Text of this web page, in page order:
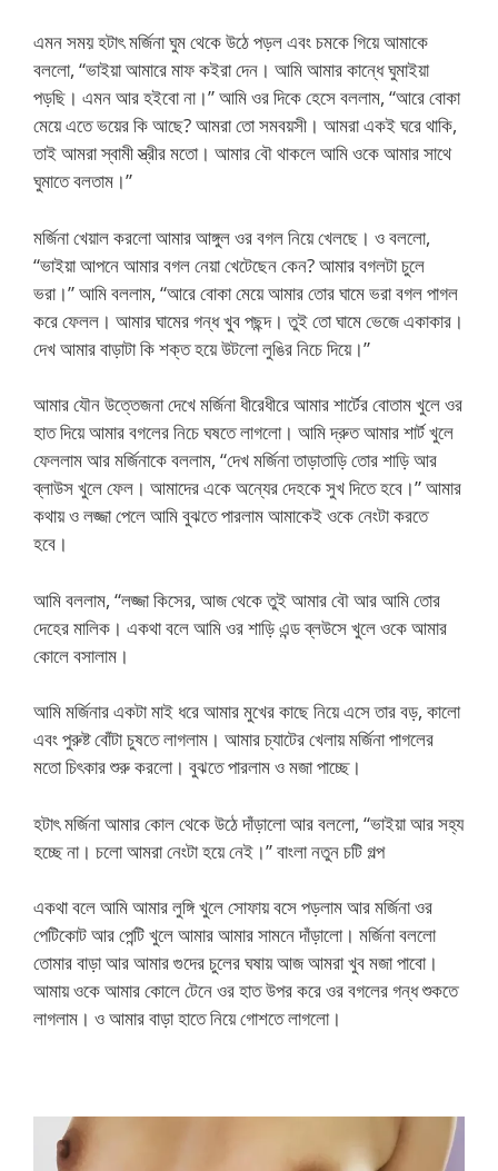
এমন সময় হটাৎ মর্জিনা ঘুম থেকে উঠে পড়ল এবং চমকে গিয়ে আমাকে
বললো, “ভাইয়া আমারে মাফ কইরা দেন। আমি আমার কান্ধে ঘুমাইয়া
পড়ছি। এমন আর হইবো না।” আমি ওর দিকে হেসে বললাম, “আরে বোকা
মেয়ে এতে ভয়ের কি আছে? আমরা তো সমবয়সী। আমরা একই ঘরে থাকি,
তাই আমরা স্বামী স্ত্রীর মতো। আমার বৌ থাকলে আমি ওকে আমার সাথে
ঘুমাতে বলতাম।”
মর্জিনা খেয়াল করলো আমার আঙ্গুল ওর বগল নিয়ে খেলছে। ও বললো,
“ভাইয়া আপনে আমার বগল নেয়া খেটেছেন কেন? আমার বগলটা চুলে
ভরা।” আমি বললাম, “আরে বোকা মেয়ে আমার তোর ঘামে ভরা বগল পাগল
করে ফেলল। আমার ঘামের গন্ধ খুব পছন্দ। তুই তো ঘামে ভেজে একাকার।
দেখ আমার বাড়াটা কি শক্ত হয়ে উটলো লুঙির নিচে দিয়ে।”
আমার যৌন উত্তেজনা দেখে মর্জিনা ধীরেধীরে আমার শার্টের বোতাম খুলে ওর
হাত দিয়ে আমার বগলের নিচে ঘষতে লাগলো। আমি দ্রুত আমার শার্ট খুলে
ফেললাম আর মর্জিনাকে বললাম, “দেখ মর্জিনা তাড়াতাড়ি তোর শাড়ি আর
ব্লাউস খুলে ফেল। আমাদের একে অন্যের দেহকে সুখ দিতে হবে।” আমার
কথায় ও লজ্জা পেলে আমি বুঝতে পারলাম আমাকেই ওকে নেংটা করতে
হবে।
আমি বললাম, “লজ্জা কিসের, আজ থেকে তুই আমার বৌ আর আমি তোর
দেহের মালিক। একথা বলে আমি ওর শাড়ি এন্ড ব্লউসে খুলে ওকে আমার
কোলে বসালাম।
আমি মর্জিনার একটা মাই ধরে আমার মুখের কাছে নিয়ে এসে তার বড়, কালো
এবং পুরুষ্ট বোঁটা চুষতে লাগলাম। আমার চ্যাটের খেলায় মর্জিনা পাগলের
মতো চিৎকার শুরু করলো। বুঝতে পারলাম ও মজা পাচ্ছে।
হটাৎ মর্জিনা আমার কোল থেকে উঠে দাঁড়ালো আর বললো, “ভাইয়া আর সহ্য
হচ্ছে না। চলো আমরা নেংটা হয়ে নেই।” বাংলা নতুন চটি গল্প
একথা বলে আমি আমার লুঙ্গি খুলে সোফায় বসে পড়লাম আর মর্জিনা ওর
পেটিকোট আর পেন্টি খুলে আমার আমার সামনে দাঁড়ালো। মর্জিনা বললো
তোমার বাড়া আর আমার গুদের চুলের ঘষায় আজ আমরা খুব মজা পাবো।
আমায় ওকে আমার কোলে টেনে ওর হাত উপর করে ওর বগলের গন্ধ শুকতে
লাগলাম। ও আমার বাড়া হাতে নিয়ে গোশতে লাগলো।